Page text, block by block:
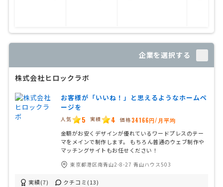
企業を選択する
株式会社ヒロックラボ
お客様が「いいね！」と思えるようなホームペ
ージを
人気 5 実績 4 価格 34166円/月平均
金額がお安くデザインが優れているワードプレスのテー
マをメインで制作します。 もちろん普通のウェブ制作や
マッチングサイトもお任せください！
東京都港区南青山2-8-27 青山ハウス503
実績(7) クチコミ(13)